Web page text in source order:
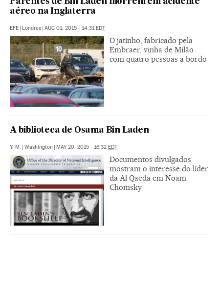
aéreo na Inglaterra
EFE | Londres | AUG 01, 2015 - 14:31EDT
O jatinho, fabricado pela
Embraer, vinha de Milão
com quatro pessoas a bordo
A biblioteca de Osama Bin Laden
Y. M. | Washington | MAY 20, 2015 - 16:32 EDT
Documentos divulgados
mostram o interesse do líder
da Al Qaeda em Noam
Chomsky